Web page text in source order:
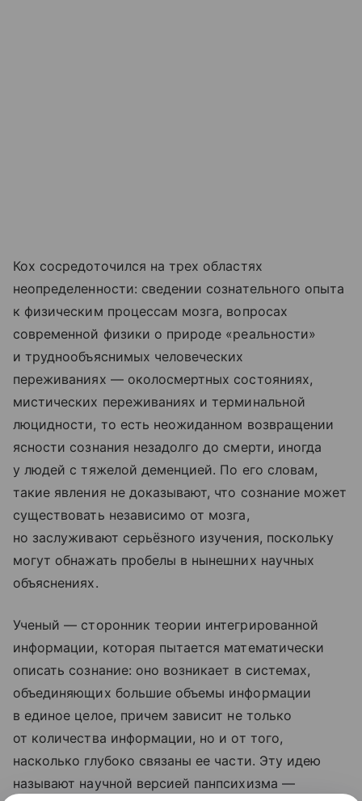
Кох сосредоточился на трех областях
неопределенности: сведении сознательного опыта
к физическим процессам мозга, вопросах
современной физики о природе «реальности»
и труднообъяснимых человеческих
переживаниях — околосмертных состояниях,
мистических переживаниях и терминальной
люцидности, то есть неожиданном возвращении
ясности сознания незадолго до смерти, иногда
у людей с тяжелой деменцией. По его словам,
такие явления не доказывают, что сознание может
существовать независимо от мозга,
но заслуживают серьёзного изучения, поскольку
могут обнажать пробелы в нынешних научных
объяснениях.
Ученый — сторонник теории интегрированной
информации, которая пытается математически
описать сознание: оно возникает в системах,
объединяющих большие объемы информации
в единое целое, причем зависит не только
от количества информации, но и от того,
насколько глубоко связаны ее части. Эту идею
называют научной версией панпсихизма —